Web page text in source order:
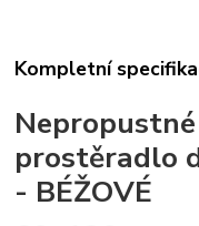
Kompletní
prostěradlo
- BÉŽOVÉ